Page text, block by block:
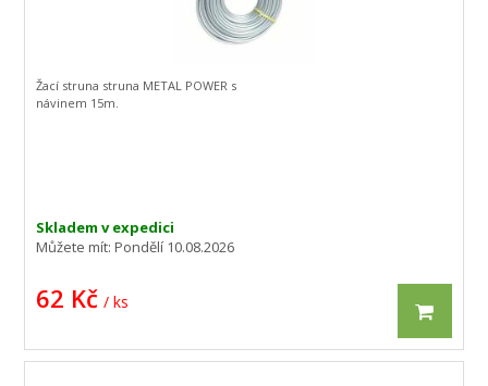
Skladem v expedici
Můžete mít:Pondělí 10.08.2026
62 Kč / ks
Žací struna struna METAL POWER s
návinem 15m.